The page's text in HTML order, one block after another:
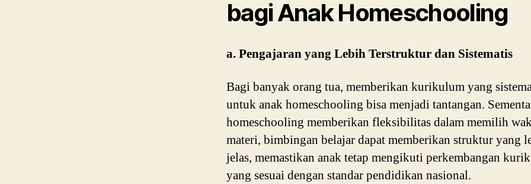
bagi Anak Homeschooling
a. Pengajaran yang Lebih Terstruktur dan Sistematis
Bagi banyak orang tua, memberikan kurikulum yang
untuk anak homeschooling bisa menjadi tantangan.
homeschooling memberikan fleksibilitas dalam memilih
materi, bimbingan belajar dapat memberikan struktur yang
jelas, memastikan anak tetap mengikuti perkembangan
yang sesuai dengan standar pendidikan nasional.